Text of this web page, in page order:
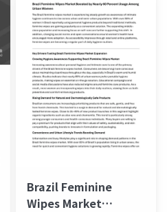
Brazil Feminine
Wipes Market